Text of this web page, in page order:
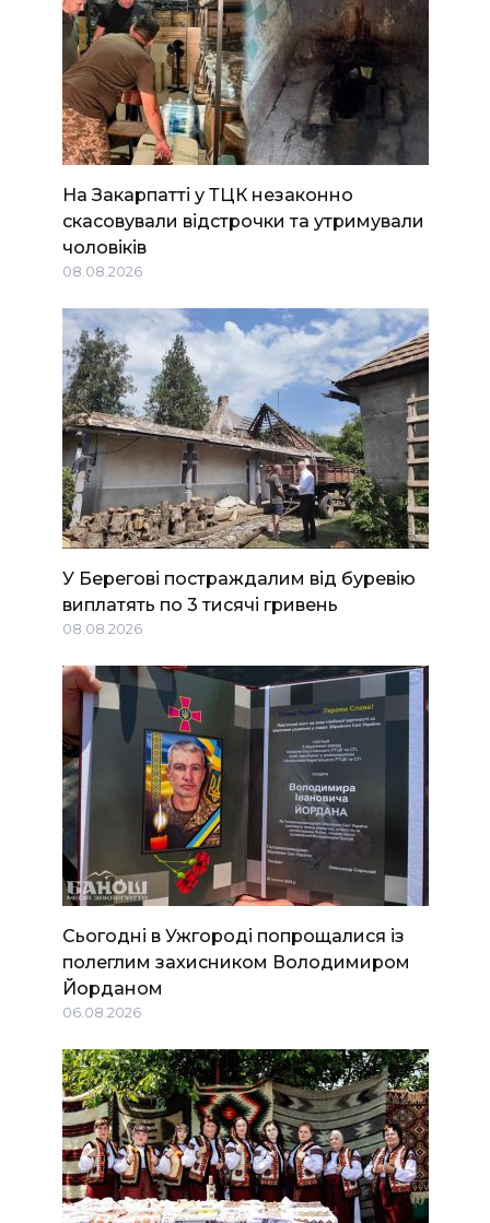
На Закарпатті у ТЦК незаконно
скасовували відстрочки та утримували
чоловіків
08.08.2026
У Берегові постраждалим від буревію
виплатять по 3 тисячі гривень
08.08.2026
Сьогодні в Ужгороді попрощалися із
полеглим захисником Володимиром
Йорданом
06.08.2026